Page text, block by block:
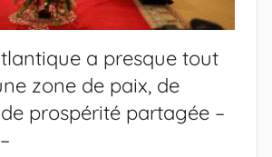
a presque tout
zone de paix, de
prospérité partagée –